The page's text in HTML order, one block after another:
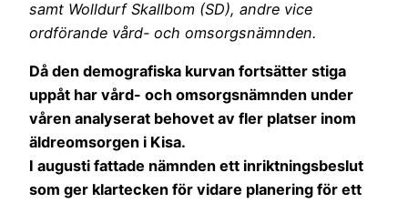
samt Wolldurf Skallbom (SD), andre vice
ordförande vård- och omsorgsnämnden.
Då den demografiska kurvan fortsätter stiga
uppåt har vård- och omsorgsnämnden under
våren analyserat behovet av fler platser inom
äldreomsorgen i Kisa.
I augusti fattade nämnden ett inriktningsbeslut
som ger klartecken för vidare planering för ett